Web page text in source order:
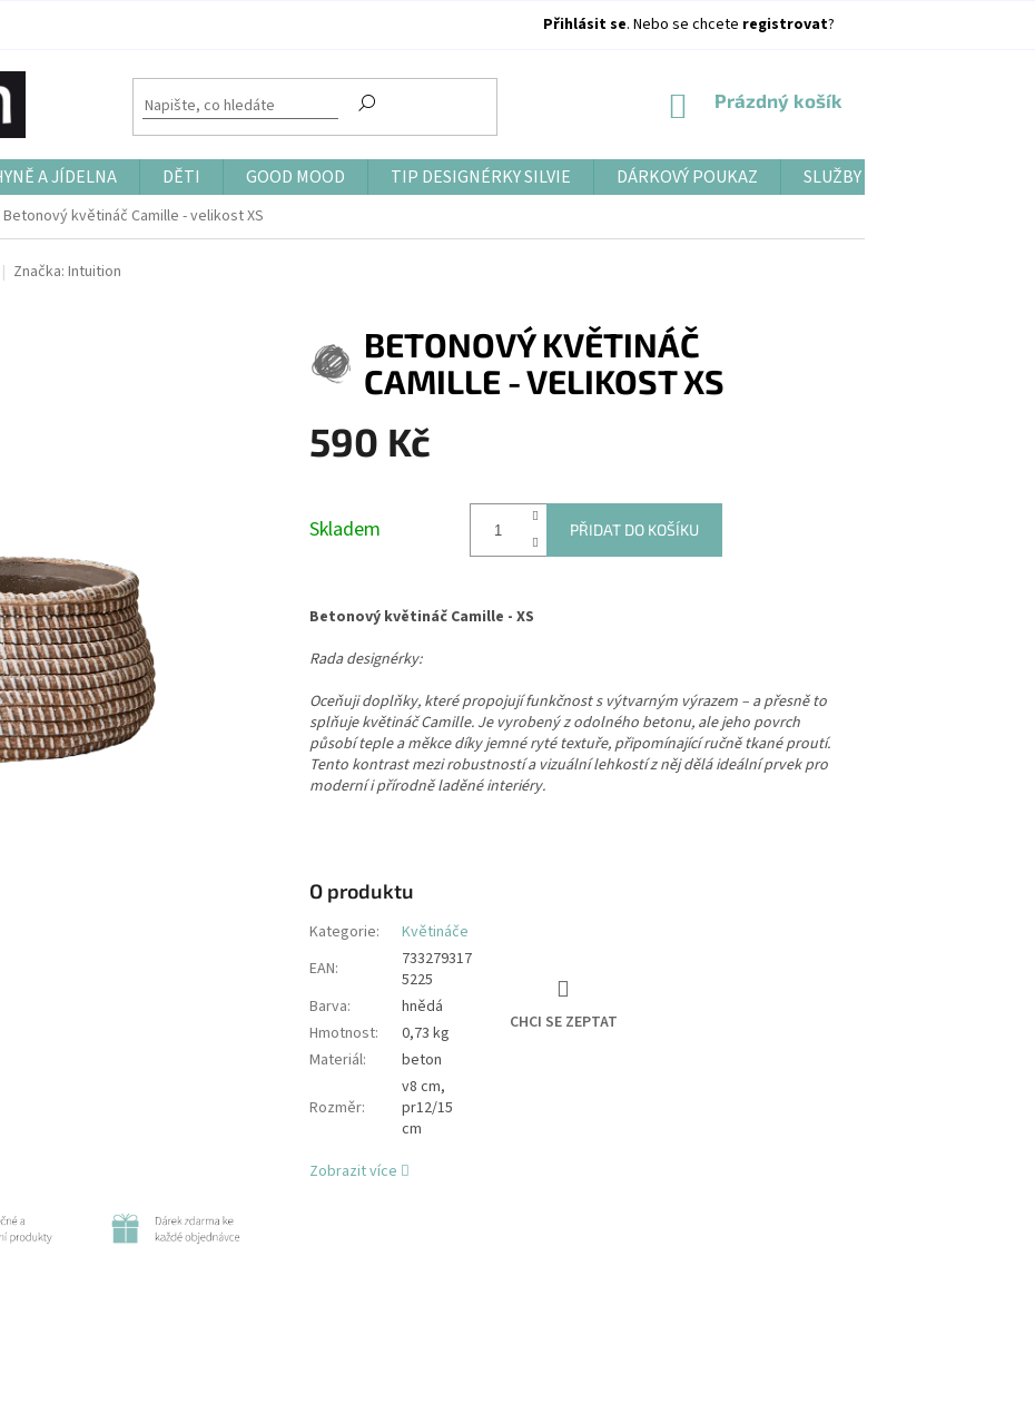
Přihlásit se. Nebo se chcete registrovat?
NÁKUPNÍ
Prázdný košík
A JÍDELNA DĚTI GOOD MOOD TIP DESIGNÉRKY SILVIE DÁRKOVÝ POUKAZ SLUŽBY
Betonový květináč Camille - velikost XS
Značka: Intuition
BETONOVÝ KVĚTINÁČ
CAMILLE - VELIKOST XS
590 Kč
Skladem PŘIDAT DO KOŠÍKU
Betonový květináč Camille - XS
Rada designérky:
Oceňuji doplňky, které propojují funkčnost s výtvarným výrazem – a přesně to
splňuje květináč Camille. Je vyrobený z odolného betonu, ale jeho povrch
působí teple a měkce díky jemné ryté textuře, připomínající ručně tkané proutí.
Tento kontrast mezi robustností a vizuální lehkostí z něj dělá ideální prvek pro
moderní i přírodně laděné interiéry.
O produktu
Kategorie:
Květináče
EAN:
733279317
5225
Barva:
hnědá
Hmotnost:
0,73 kg
Materiál: beton
Rozměr:
v8 cm,
pr12/15
cm
CHCI SE ZEPTAT
Zobrazit více